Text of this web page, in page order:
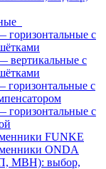
с
с
с
с
FUNKE
ONDA
МВН): выбор,